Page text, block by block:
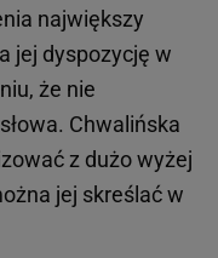
największy
jej dyspozycję w
że nie
Chwalińska
z dużo wyżej
jej skreślać w